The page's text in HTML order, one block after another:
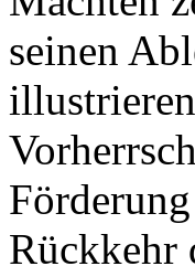
seinen
Rückkehr